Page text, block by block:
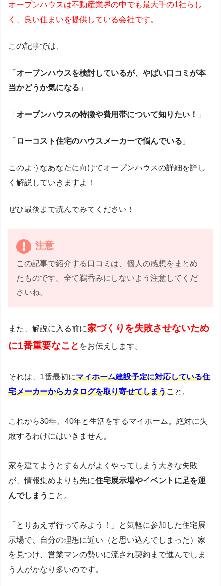
オープンハウスは不動産業界の中でも最大手の1社らし
く、良い住まいを提供している会社です。
この記事では、
「 オープンハウスを検討しているが、やばい口コミが本
当かどうか気になる 」
「 オープンハウスの特徴や費用帯について知りたい！ 」
「 ローコスト住宅のハウスメーカーで悩んでいる 」
このようなあなたに向けてオープンハウスの詳細を詳し
く解説していきますよ！
ぜひ最後まで読んでみてください！
注意
この記事で紹介する口コミは、個人の感想をまとめ
たものです。全て鵜呑みにしないよう注意してくだ
さいね。
また、解説に入る前に家づくりを失敗させないため
に1番重要なこと をお伝えします。
それは、1番最初にマイホーム建設予定に対応している住
宅メーカーからカタログを取り寄せてしまうこと。
これから30年、40年と生活をするマイホーム。絶対に失
敗するわけにはいきません。
家を建てようとする人がよくやってしまう大きな失敗
が、情報集めよりも先に住宅展示場やイベントに足を運
んでしまう こと。
「とりあえず行ってみよう！」と気軽に参加した住宅展
示場で、自分の理想に近い（と思い込んでしまった）家
を見つけ、営業マンの勢いに流され契約まで進んでしま
う人がかなり多いのです。